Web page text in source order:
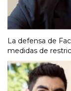
La defensa de
medidas de